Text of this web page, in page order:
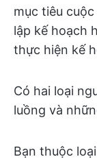
mục tiêu
lập kế hoạch
thực hiện kế
Có hai loại
luồng và
Bạn thuộc